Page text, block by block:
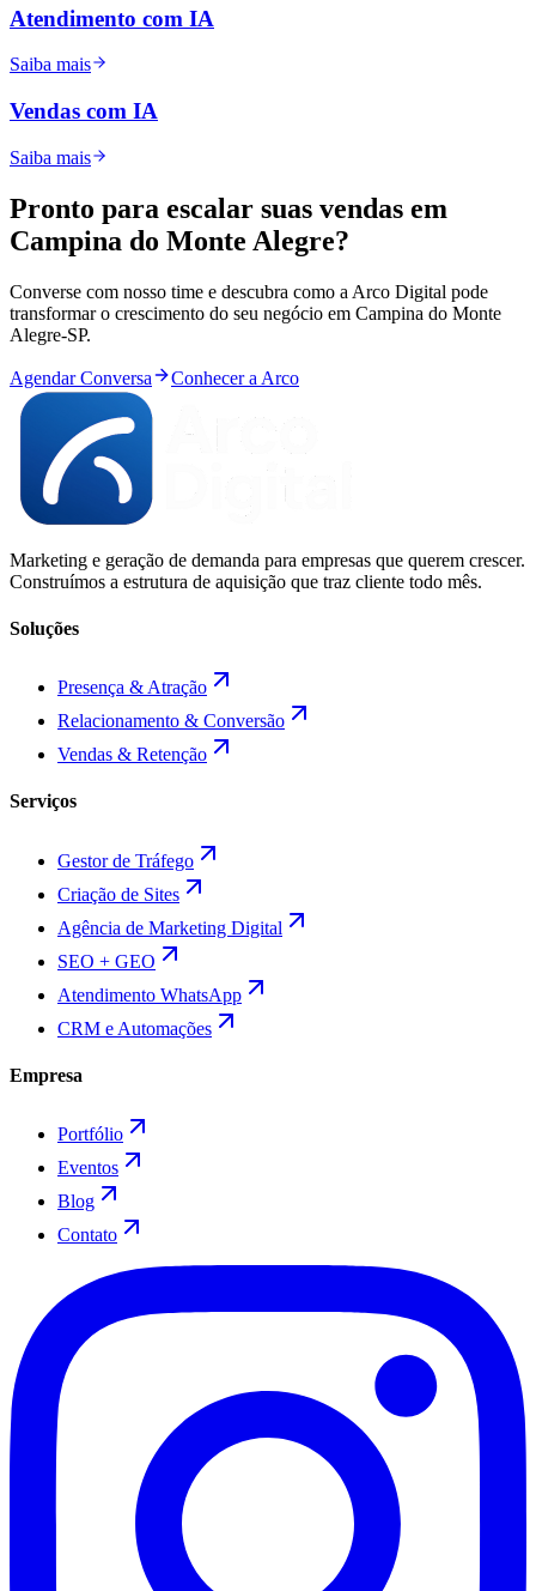
Atendimento com IA
Saiba mais
Vendas com IA
Saiba mais
Pronto para escalar suas vendas em
Campina do Monte Alegre?
Converse com nosso time e descubra como a Arco Digital pode
transformar o crescimento do seu negócio em Campina do Monte
Alegre-SP.
Agendar Conversa Conhecer a Arco
Marketing e geração de demanda para empresas que querem crescer.
Construímos a estrutura de aquisição que traz cliente todo mês.
Soluções
Presença & Atração
Relacionamento & Conversão
Vendas & Retenção
Serviços
Gestor de Tráfego
Criação de Sites
Agência de Marketing Digital
SEO + GEO
Atendimento WhatsApp
CRM e Automações
Empresa
Portfólio
Eventos
Blog
Contato